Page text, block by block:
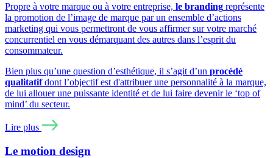
Propre à votre marque ou à votre entreprise, le branding représente
la promotion de l’image de marque par un ensemble d’actions
marketing qui vous permettront de vous affirmer sur votre marché
concurrentiel en vous démarquant des autres dans l’esprit du
consommateur.
Bien plus qu’une question d’esthétique, il s’agit d’un procédé
qualitatifdont l’objectif est d'attribuer une personnalité à la marque,
de lui allouer une puissante identité et de lui faire devenir le ‘top of
mind’ du secteur.
Lire plus
Le motion design